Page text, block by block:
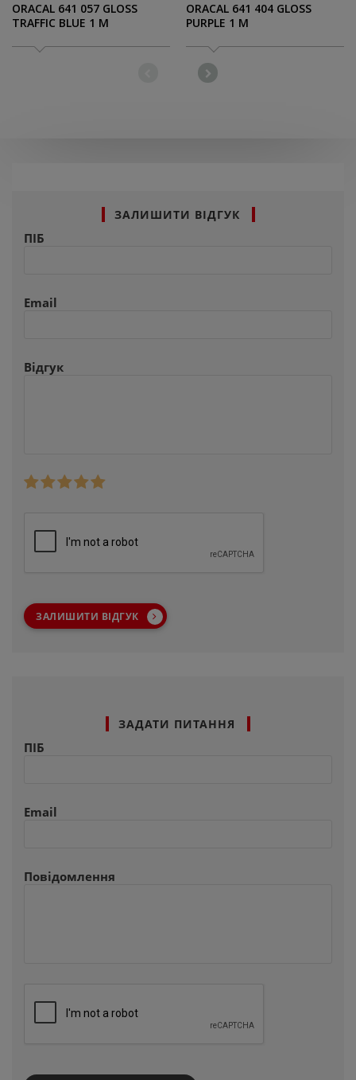
ORACAL 641 057 GLOSS
TRAFFIC BLUE 1 M
ORACAL 641 404 GLOSS
PURPLE 1 M
ЗАЛИШИТИ ВІДГУК
ПІБ
Email
Відгук
ЗАЛИШИТИ ВІДГУК
ЗАДАТИ ПИТАННЯ
ПІБ
Email
Повідомлення